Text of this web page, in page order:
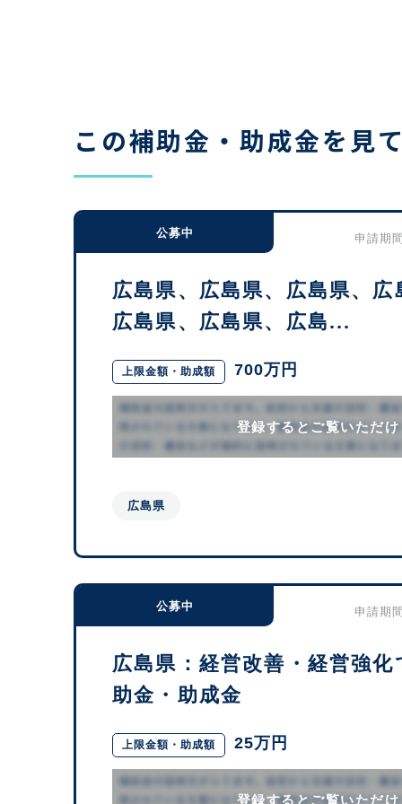
この補助金・助成金を見
公募中 申請期
広島県、広島県、広島県、
広島県、広島県、広島...
上限金額・助成額 700万円
登録するとご覧いただ
広島県
公募中 申請期
広島県：経営改善・経営強
助金・助成金
上限金額・助成額 25万円
登録するとご覧いただ